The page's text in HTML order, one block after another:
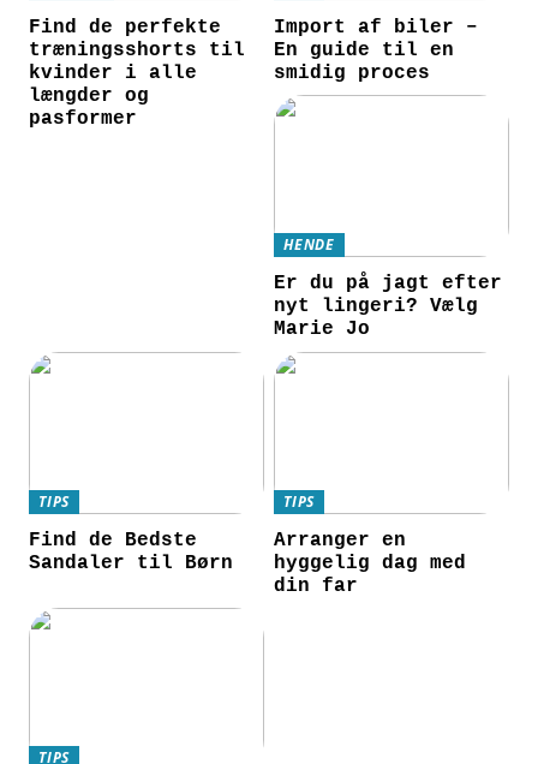
Find de perfekte
træningsshorts til
kvinder i alle
længder og
pasformer
Import af biler –
En guide til en
smidig proces
HENDE
Er du på jagt efter
nyt lingeri? Vælg
Marie Jo
TIPS
Find de Bedste
Sandaler til Børn
TIPS
Arranger en
hyggelig dag med
din far
TIPS